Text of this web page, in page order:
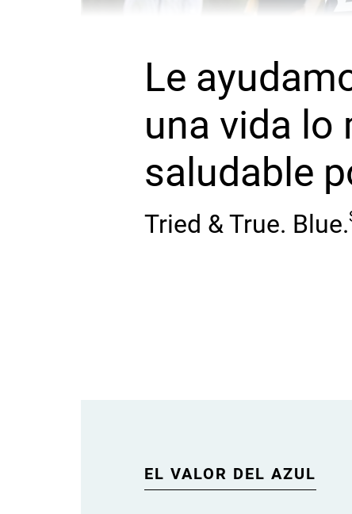
Le
una vida lo
saludable
Tried & True. Blue.
EL VALOR DEL AZUL